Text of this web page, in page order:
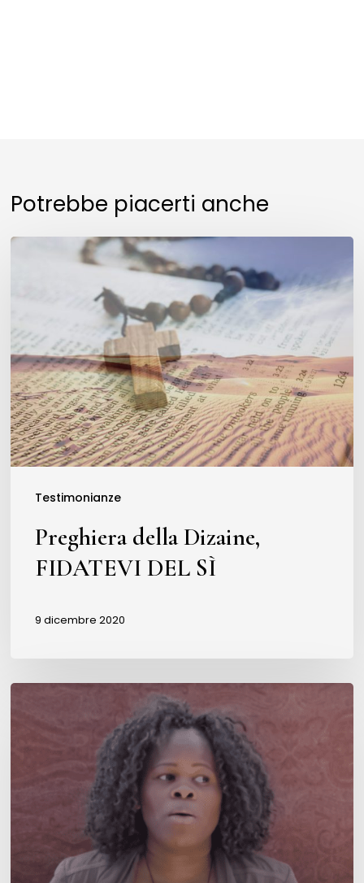
Potrebbe piacerti anche
Testimonianze
Preghiera
FIDATEVI
DEL
SÌ
Preghiera della Dizaine,
FIDATEVI DEL SÌ
9 dicembre 2020
Sentinelle
sono
famiglia
Mary